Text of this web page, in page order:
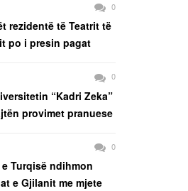
0
rezidentë të Teatrit të
po i presin pagat
0
“Kadri Zeka”
provimet pranuese
0
Turqisë ndihmon
e Gjilanit me mjete